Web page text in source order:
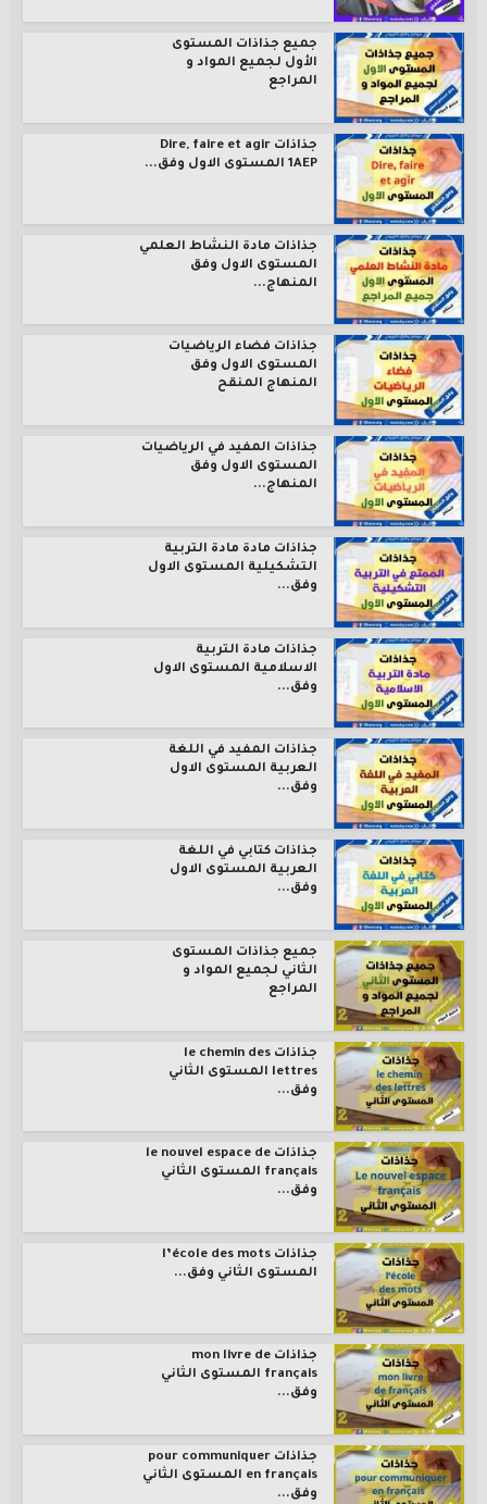
جميع جذاذات المستوى
الأول لجميع المواد و
المراجع
جذاذات Dire, faire et agir
1AEP المستوى الاول وفق...
جذاذات مادة النشاط العلمي
المستوى الاول وفق
المنهاج...
جذاذات فضاء الرياضيات
المستوى الاول وفق
المنهاج المنقح
جذاذات المفيد في الرياضيات
المستوى الاول وفق
المنهاج...
جذاذات مادة مادة التربية
التشكيلية المستوى الاول
وفق...
جذاذات مادة التربية
الاسلامية المستوى الاول
وفق...
جذاذات المفيد في اللغة
العربية المستوى الاول
وفق...
جذاذات كتابي في اللغة
العربية المستوى الاول
وفق...
جميع جذاذات المستوى
الثاني لجميع المواد و
المراجع
جذاذات le chemin des
lettres المستوى الثاني
وفق...
جذاذات le nouvel espace de
français المستوى الثاني
وفق...
جذاذات l’école des mots
المستوى الثاني وفق...
جذاذات mon livre de
français المستوى الثاني
وفق...
جذاذات pour communiquer
en français المستوى الثاني
وفق...